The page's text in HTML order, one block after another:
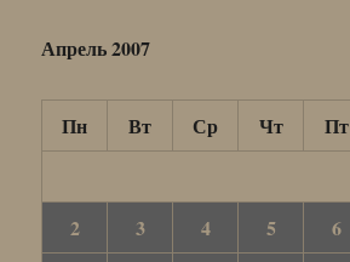
Апрель 2007
Пн Вт Ср Чт Пт
2
3 4 5 6